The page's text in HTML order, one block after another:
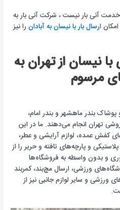
خدمت آنی بار نیست ، شرکت آنی بار به
امکانارسال بار با نیسان به آبادان را نیز
نیسان از تهران به
مرسوم
بندر ماهشهر و بندر امام،
تهران انجام می‌دهند. ما در این
کفش عمده، لوازم آرایشی و عطر،
و پارچه‌های تافته و حریر را از
و بدون واسطه به فروشگاه‌ها
ورزشی، ارسال مچ‌بند، کمربند
و سایر لوازم جانبی نیز از